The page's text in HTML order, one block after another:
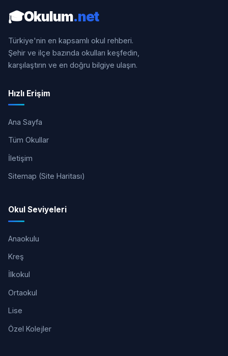
🎓Okulum.net
Türkiye'nin en kapsamlı okul rehberi.
Şehir ve ilçe bazında okulları keşfedin,
karşılaştırın ve en doğru bilgiye ulaşın.
Hızlı Erişim
Ana Sayfa
Tüm Okullar
İletişim
Sitemap (Site Haritası)
Okul Seviyeleri
Anaokulu
Kreş
İlkokul
Ortaokul
Lise
Özel Kolejler